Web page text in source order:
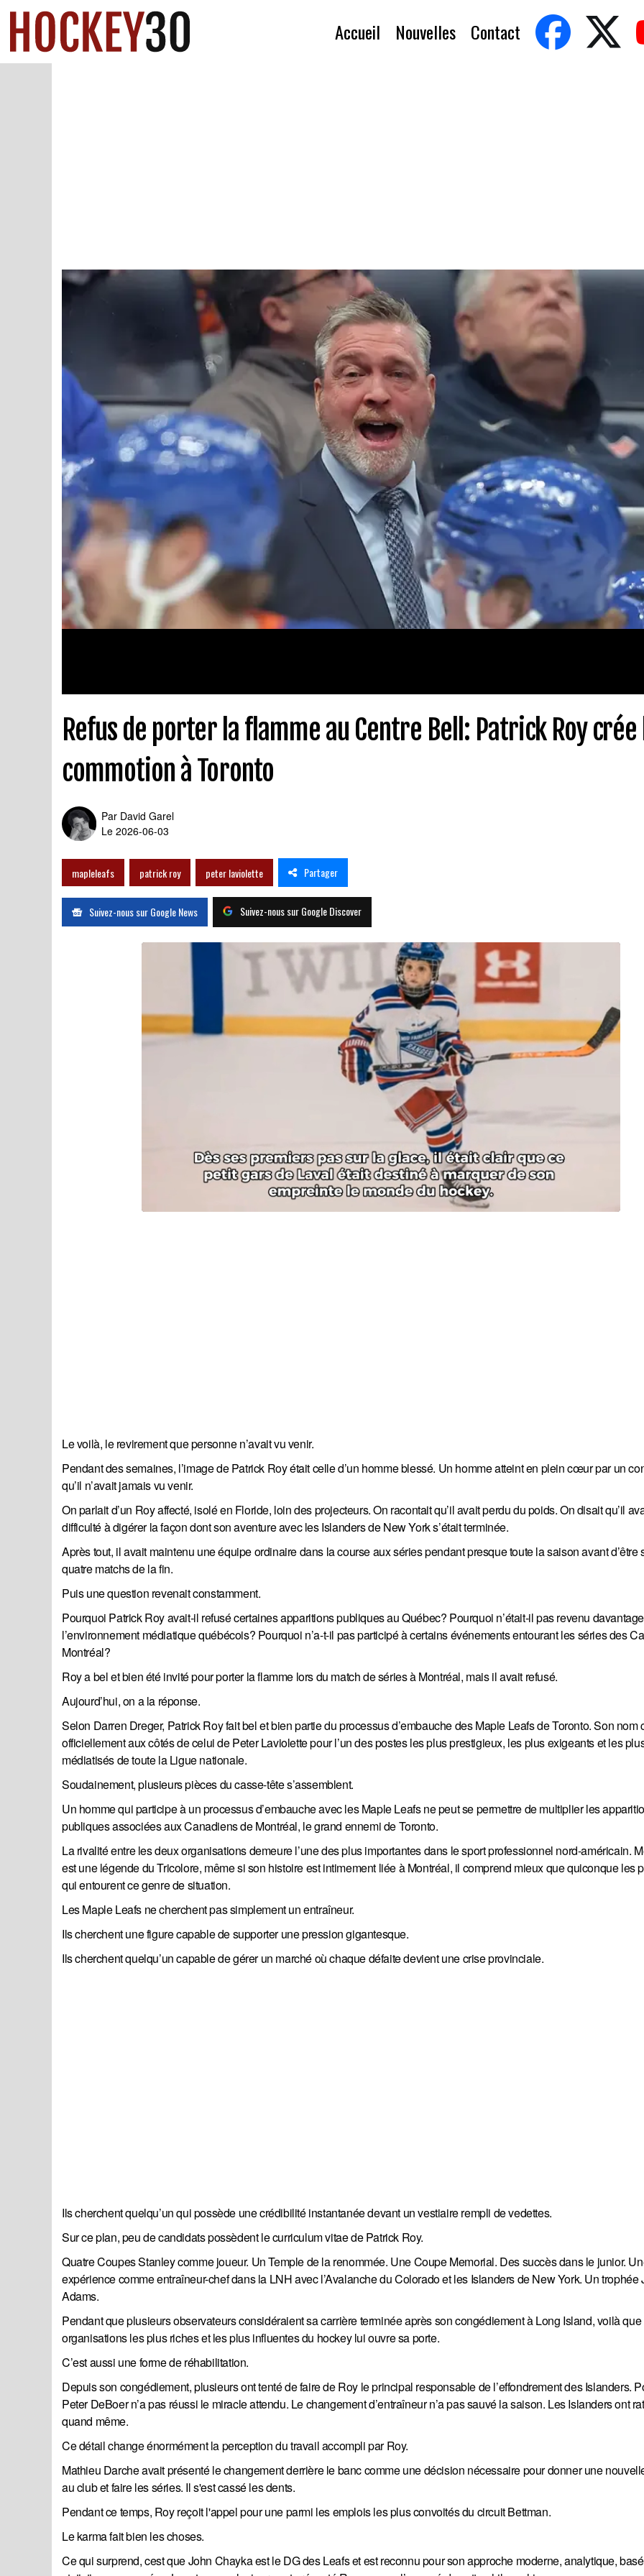
Accueil Nouvelles Contact
Refus de porter la flamme au Centre Bell: Patrick Roy crée
commotion à Toronto
Par David Garel
Le 2026-06-03
mapleleafs patrick roy peter laviolette Partager
Suivez-nous sur Google News Suivez-nous sur Google Discover
Le voilà, le revirement que personne n’avait vu venir.
Pendant des semaines, l’image de Patrick Roy était celle d’un homme blessé. Un homme atteint en plein cœur par un
qu’il n’avait jamais vu venir.
On parlait d’un Roy affecté, isolé en Floride, loin des projecteurs. On racontait qu’il avait perdu du poids. On disait qu’il
difficulté à digérer la façon dont son aventure avec les Islanders de New York s’était terminée.
Après tout, il avait maintenu une équipe ordinaire dans la course aux séries pendant presque toute la saison avant d’être
quatre matchs de la fin.
Puis une question revenait constamment.
Pourquoi Patrick Roy avait-il refusé certaines apparitions publiques au Québec? Pourquoi n’était-il pas revenu
l’environnement médiatique québécois? Pourquoi n’a-t-il pas participé à certains événements entourant les séries des
Montréal?
Roy a bel et bien été invité pour porter la flamme lors du match de séries à Montréal, mais il avait refusé.
Aujourd’hui, on a la réponse.
Selon Darren Dreger, Patrick Roy fait bel et bien partie du processus d’embauche des Maple Leafs de Toronto. Son nom
officiellement aux côtés de celui de Peter Laviolette pour l’un des postes les plus prestigieux, les plus exigeants et les
médiatisés de toute la Ligue nationale.
Soudainement, plusieurs pièces du casse-tête s’assemblent.
Un homme qui participe à un processus d’embauche avec les Maple Leafs ne peut se permettre de multiplier les
publiques associées aux Canadiens de Montréal, le grand ennemi de Toronto.
La rivalité entre les deux organisations demeure l’une des plus importantes dans le sport professionnel nord-américain.
est une légende du Tricolore, même si son histoire est intimement liée à Montréal, il comprend mieux que quiconque les
qui entourent ce genre de situation.
Les Maple Leafs ne cherchent pas simplement un entraîneur.
Ils cherchent une figure capable de supporter une pression gigantesque.
Ils cherchent quelqu’un capable de gérer un marché où chaque défaite devient une crise provinciale.
Ils cherchent quelqu’un qui possède une crédibilité instantanée devant un vestiaire rempli de vedettes.
Sur ce plan, peu de candidats possèdent le curriculum vitae de Patrick Roy.
Quatre Coupes Stanley comme joueur. Un Temple de la renommée. Une Coupe Memorial. Des succès dans le junior.
expérience comme entraîneur-chef dans la LNH avec l’Avalanche du Colorado et les Islanders de New York. Un trophée
Adams.
Pendant que plusieurs observateurs considéraient sa carrière terminée après son congédiement à Long Island, voilà que
organisations les plus riches et les plus influentes du hockey lui ouvre sa porte.
C’est aussi une forme de réhabilitation.
Depuis son congédiement, plusieurs ont tenté de faire de Roy le principal responsable de l’effondrement des Islanders.
Peter DeBoer n’a pas réussi le miracle attendu. Le changement d’entraîneur n’a pas sauvé la saison. Les Islanders ont
quand même.
Ce détail change énormément la perception du travail accompli par Roy.
Mathieu Darche avait présenté le changement derrière le banc comme une décision nécessaire pour donner une
au club et faire les séries. Il s'est cassé les dents.
Pendant ce temps, Roy reçoit l'appel pour une parmi les emplois les plus convoités du circuit Bettman.
Le karma fait bien les choses.
Ce qui surprend, cest que John Chayka est le DG des Leafs et est reconnu pour son approche moderne, analytique,